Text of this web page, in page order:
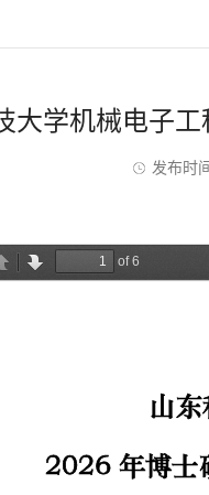
大学机械电子
发布时